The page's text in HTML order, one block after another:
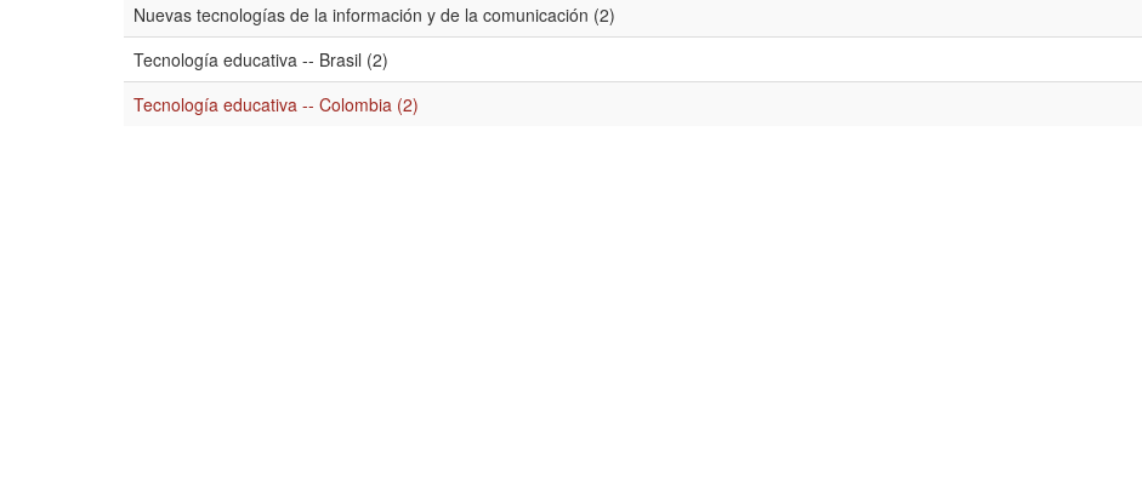
Nuevas tecnologías de la información y de la comunicación (2)
Tecnología educativa -- Brasil (2)
Tecnología educativa -- Colombia (2)